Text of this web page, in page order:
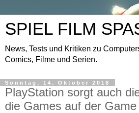
SPIEL FILM
News, Tests und Kritiken zu
Comics, Filme und Serien.
Sonntag, 14. Oktober 2018
PlayStation sorgt auch
die Games auf der